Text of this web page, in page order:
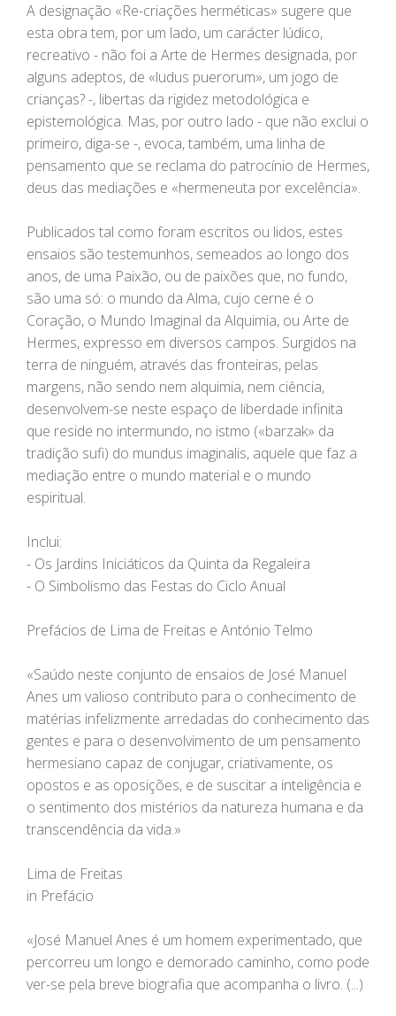
A designação «Re-criações herméticas» sugere que
esta obra tem, por um lado, um carácter lúdico,
recreativo - não foi a Arte de Hermes designada, por
alguns adeptos, de «ludus puerorum», um jogo de
crianças? -, libertas da rigidez metodológica e
epistemológica. Mas, por outro lado - que não exclui o
primeiro, diga-se -, evoca, também, uma linha de
pensamento que se reclama do patrocínio de Hermes,
deus das mediações e «hermeneuta por excelência».
Publicados tal como foram escritos ou lidos, estes
ensaios são testemunhos, semeados ao longo dos
anos, de uma Paixão, ou de paixões que, no fundo,
são uma só: o mundo da Alma, cujo cerne é o
Coração, o Mundo Imaginal da Alquimia, ou Arte de
Hermes, expresso em diversos campos. Surgidos na
terra de ninguém, através das fronteiras, pelas
margens, não sendo nem alquimia, nem ciência,
desenvolvem-se neste espaço de liberdade infinita
que reside no intermundo, no istmo («barzak» da
tradição sufi) do mundus imaginalis, aquele que faz a
mediação entre o mundo material e o mundo
espiritual.
Inclui:
- Os Jardins Iniciáticos da Quinta da Regaleira
- O Simbolismo das Festas do Ciclo Anual
Prefácios de Lima de Freitas e António Telmo
«Saúdo neste conjunto de ensaios de José Manuel
Anes um valioso contributo para o conhecimento de
matérias infelizmente arredadas do conhecimento das
gentes e para o desenvolvimento de um pensamento
hermesiano capaz de conjugar, criativamente, os
opostos e as oposições, e de suscitar a inteligência e
o sentimento dos mistérios da natureza humana e da
transcendência da vida.»
Lima de Freitas
in Prefácio
«José Manuel Anes é um homem experimentado, que
percorreu um longo e demorado caminho, como pode
ver-se pela breve biografia que acompanha o livro. (...)